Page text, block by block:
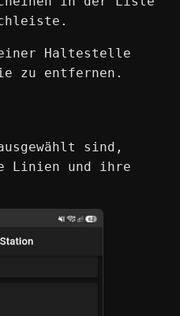
Haltestelle
zu entfernen.
sind,
Linien und ihre